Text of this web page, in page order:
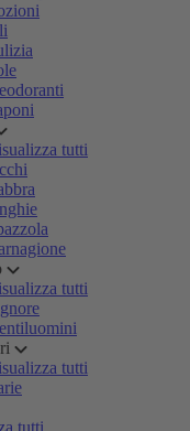
tutti
tutti
tutti
tutti